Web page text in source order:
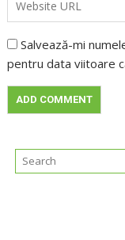
Salvează-mi
pentru data viitoare